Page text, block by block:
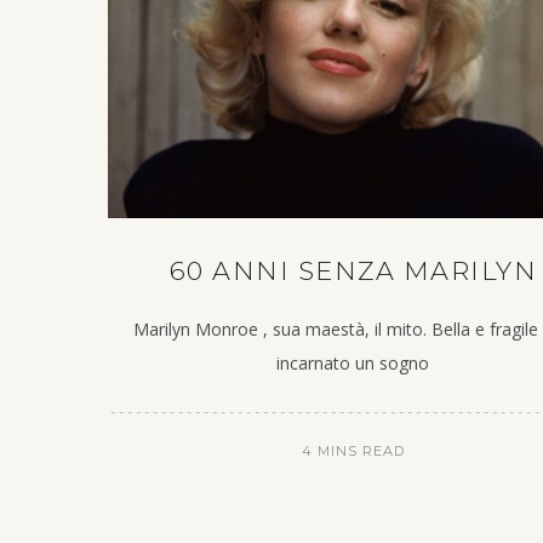
60 ANNI SENZA MARILYN
Marilyn Monroe , sua maestà, il mito. Bella e fragile
incarnato un sogno
4 MINS READ